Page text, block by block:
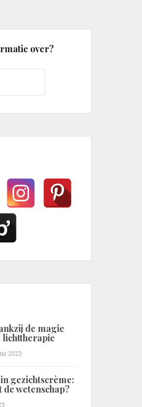
over?
de magie
lichttherapie
2023
gezichtscrème:
de wetenschap?